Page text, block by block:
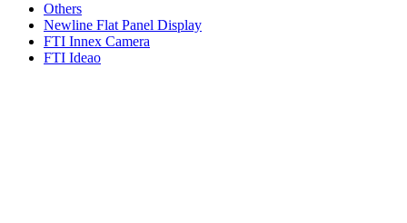
Others
Newline Flat Panel Display
FTI Innex Camera
FTI Ideao